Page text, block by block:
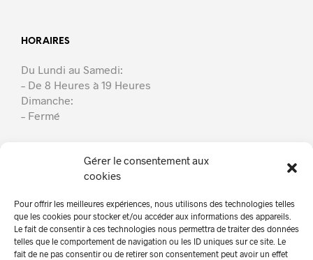
Gérer le consentement aux
cookies
Pour offrir les meilleures expériences, nous utilisons des technologies telles
que les cookies pour stocker et/ou accéder aux informations des appareils.
Le fait de consentir à ces technologies nous permettra de traiter des données
telles que le comportement de navigation ou les ID uniques sur ce site. Le
fait de ne pas consentir ou de retirer son consentement peut avoir un effet
HORAIRES
Du Lundi au Samedi:
– De 8 Heures à 19 Heures
Dimanche:
– Fermé
À Propos
Nos Services